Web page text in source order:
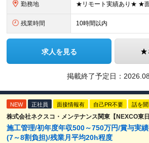
勤務地
残業時間 10時間以内
求人を見る
掲載終了予定日：
NEW 正社員 面接情報有 自己PR不要 話を
株式会社ネクスコ・メンテナンス関東【NEXCO東
施工管理/初年度年収500～750万円/賞与実
(7～8割負担)/残業月平均20h程度